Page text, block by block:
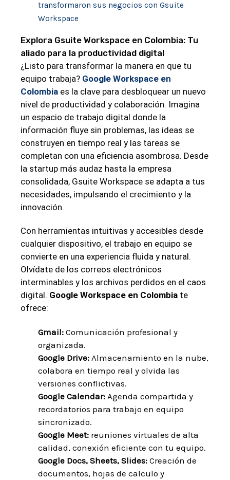
transformaron sus negocios con⁤ Gsuite
Workspace
Explora Gsuite‌ Workspace en ‍Colombia: Tu
aliado para‍ la productividad digital
¿Listo para transformar la manera en que ‌tu
equipo trabaja? Google Workspace en
Colombia es la clave​ para desbloquear un nuevo
nivel de productividad y colaboración. ⁤Imagina
un espacio de trabajo digital donde ⁣la
información fluye sin problemas, las ideas⁣ se
construyen en tiempo real y las tareas se
⁤completan con una ⁣eficiencia asombrosa. Desde⁢
la startup más ​audaz hasta la empresa
consolidada, Gsuite Workspace se‍ adapta ‍a tus
necesidades, impulsando el crecimiento y la
innovación.
Con herramientas intuitivas y accesibles desde
cualquier​ dispositivo, el‌ trabajo en equipo se
convierte en una experiencia ⁤fluida⁣ y natural. ​
Olvídate‌ de‍ los correos electrónicos
interminables y los archivos perdidos en el caos
digital. Google Workspace en Colombia te
ofrece:
Gmail: ​Comunicación profesional y
organizada.
Google Drive: Almacenamiento en‍ la nube,
colabora en tiempo real y ⁣olvida las
versiones conflictivas.
Google Calendar: Agenda compartida y
recordatorios para trabajo en equipo
sincronizado.
Google ​Meet: reuniones virtuales de‍ alta
calidad, ​conexión eficiente con tu ‌equipo.
Google Docs, Sheets,⁤ Slides: Creación de
documentos, hojas de calculo y